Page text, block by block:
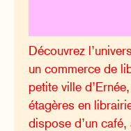
Découvrez
un commerce de
petite ville
étagères en
dispose d’un